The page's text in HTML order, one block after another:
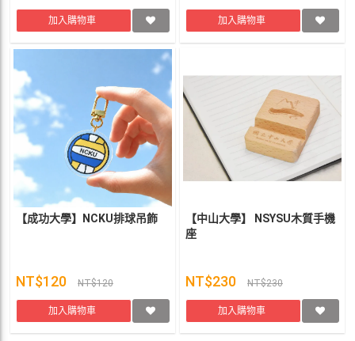
加入購物車 加入購物車
【成功大學】NCKU排球吊飾
NT$120 NT$120
加入購物車
【中山大學】 NSYSU木質手機
座
NT$230 NT$230
加入購物車